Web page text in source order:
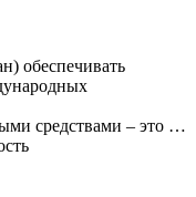
обеспечивать
средствами – это …